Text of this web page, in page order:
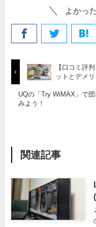
よかっ
【口コミ評
ットとデメリ
UQの「Try WiMAX」で
みよう！
関連記事